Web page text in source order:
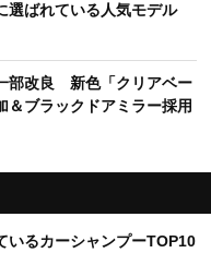
選ばれている人気モデル
部改良 新色「クリアベー
＆ブラックドアミラー採用
いるカーシャンプーTOP10